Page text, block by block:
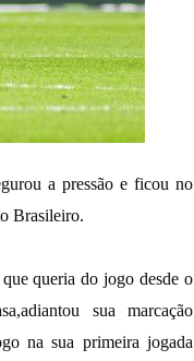
a pressão e ficou no
Brasileiro.
queria do jogo desde o
sua marcação
na sua primeira jogada